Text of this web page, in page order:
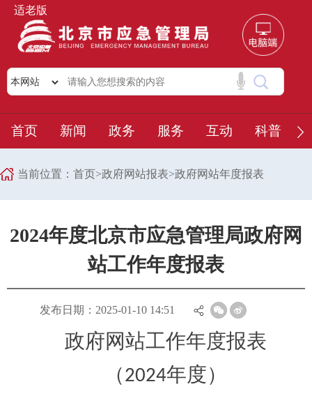
适老版
首页 新闻 政务 服务 互动 科普
当前位置： 首页>政府网站报表>政府网站年度报表
2024年度北京市应急管理局政府网
站工作年度报表
发布日期：2025-01-10 14:51
政府网站工作年度报表
（2024年度）